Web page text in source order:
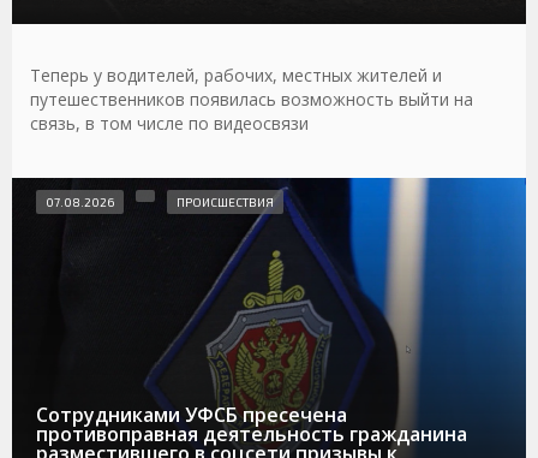
Теперь у водителей, рабочих, местных жителей и
путешественников появилась возможность выйти на
связь, в том числе по видеосвязи
Сотрудниками УФСБ пресечена
противоправная деятельность гражданина
07.08.2026 ПРОИСШЕСТВИЯ